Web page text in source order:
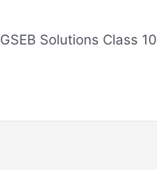
GSEB Solutions Class 10